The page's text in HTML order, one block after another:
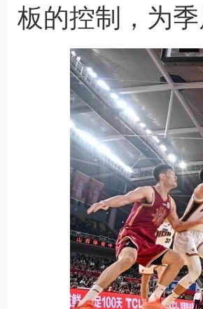
板的控制，为